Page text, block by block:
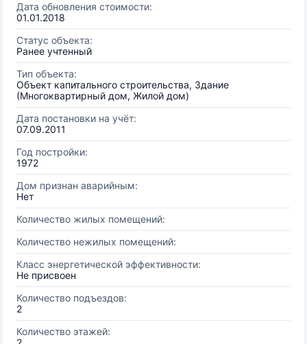
Дата обновления стоимости:
01.01.2018
Статус объекта:
Ранее учтенный
Тип объекта:
Объект капитального строительства, Здание
(Многоквартирный дом, Жилой дом)
Дата постановки на учёт:
07.09.2011
Год постройки:
1972
Дом признан аварийным:
Нет
Количество жилых помещений:
Количество нежилых помещений:
Класс энергетической эффективности:
Не присвоен
Количество подъездов:
2
Количество этажей: